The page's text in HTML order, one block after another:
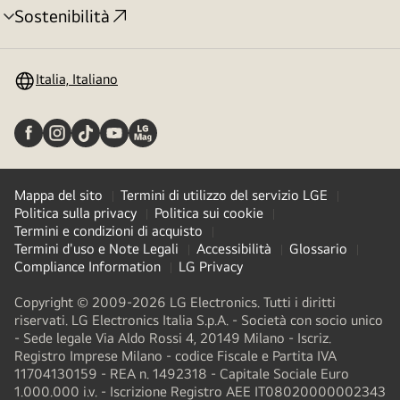
Sostenibilità
Attivazione
Italia, Italiano
Mappa del sito
Termini di utilizzo del servizio LGE
Politica sulla privacy
Politica sui cookie
Termini e condizioni di acquisto
Termini d'uso e Note Legali
Accessibilità
Glossario
Compliance Information
LG Privacy
Copyright © 2009-2026 LG Electronics. Tutti i diritti
riservati. LG Electronics Italia S.p.A. - Società con socio unico
- Sede legale Via Aldo Rossi 4, 20149 Milano - Iscriz.
Registro Imprese Milano - codice Fiscale e Partita IVA
11704130159 - REA n. 1492318 - Capitale Sociale Euro
1.000.000 i.v. - Iscrizione Registro AEE IT08020000002343​